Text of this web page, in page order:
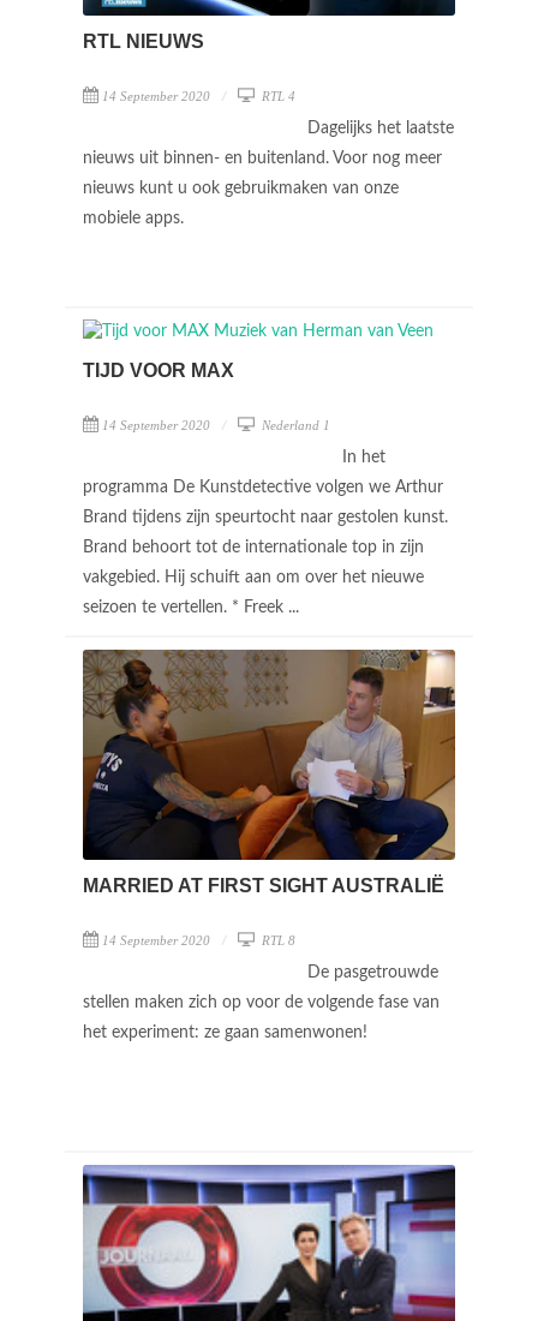
RTL NIEUWS
14 September 2020 RTL 4
Dagelijks het laatste
nieuws uit binnen- en buitenland. Voor nog meer
nieuws kunt u ook gebruikmaken van onze
mobiele apps.
TIJD VOOR MAX
14 September 2020 Nederland 1
In het
programma De Kunstdetective volgen we Arthur
Brand tijdens zijn speurtocht naar gestolen kunst.
Brand behoort tot de internationale top in zijn
vakgebied. Hij schuift aan om over het nieuwe
seizoen te vertellen. * Freek ...
MARRIED AT FIRST SIGHT AUSTRALIË
14 September 2020 RTL 8
De pasgetrouwde
stellen maken zich op voor de volgende fase van
het experiment: ze gaan samenwonen!